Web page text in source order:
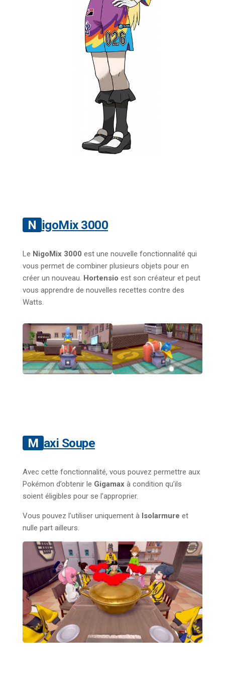
NigoMix 3000
Le NigoMix 3000 est une nouvelle fonctionnalité qui
vous permet de combiner plusieurs objets pour en
créer un nouveau. Hortensio est son créateur et peut
vous apprendre de nouvelles recettes contre des
Watts.
Maxi Soupe
Avec cette fonctionnalité, vous pouvez permettre aux
Pokémon d’obtenir le Gigamax à condition qu’ils
soient éligibles pour se l’approprier.
Vous pouvez l’utiliser uniquement à Isolarmure et
nulle part ailleurs.